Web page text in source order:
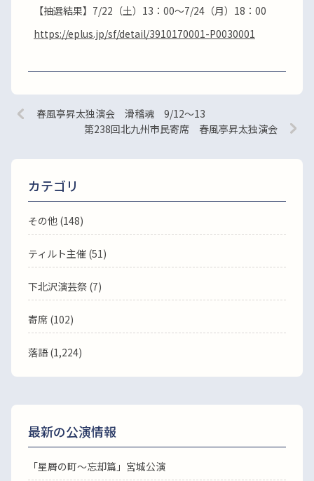
【抽選結果】7/22（土）13：00～7/24（月）18：00
https://eplus.jp/sf/detail/3910170001-P0030001
春風亭昇太独演会 滑稽魂 9/12～13
第238回北九州市民寄席 春風亭昇太独演会
カテゴリ
その他 (148)
ティルト主催 (51)
下北沢演芸祭 (7)
寄席 (102)
落語(1,224)
最新の公演情報
「星屑の町～忘却篇」宮城公演